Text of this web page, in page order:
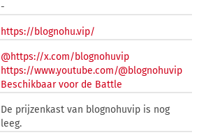
-
https://blognohu.vip/
@https://x.com/blognohuvip
https://www.youtube.com/@blognohuvip
Beschikbaar voor de Battle
De prijzenkast van blognohuvip is nog
leeg.